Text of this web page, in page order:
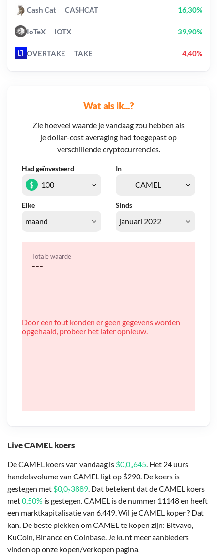
Live CAMEL koers
De CAMEL koers van vandaag is $0,0₅645 . Het 24 uurs
handelsvolume van CAMEL ligt op $290. De koers is
gestegen met $0,0₇3889 . Dat betekent dat de CAMEL koers
met0,50% is gestegen. CAMEL is de nummer 11148 en heeft
een marktkapitalisatie van 6.449. Wil je CAMEL kopen? Dat
kan. De beste plekken om CAMEL te kopen zijn: Bitvavo,
KuCoin, Binance en Coinbase. Je kunt meer aanbieders
vinden op onze kopen/verkopen pagina.
Wat als ik...?
Zie hoeveel waarde je vandaag zou hebben als
je dollar-cost averaging had toegepast op
verschillende cryptocurrencies.
Had geïnvesteerd In
Elke Sinds
$
Totale waarde
---
Door een fout konden er geen gegevens worden
opgehaald, probeer het later opnieuw.
Cash Cat CASHCAT 16,30%
IoTeX IOTX 39,90%
OVERTAKE TAKE 4,40%